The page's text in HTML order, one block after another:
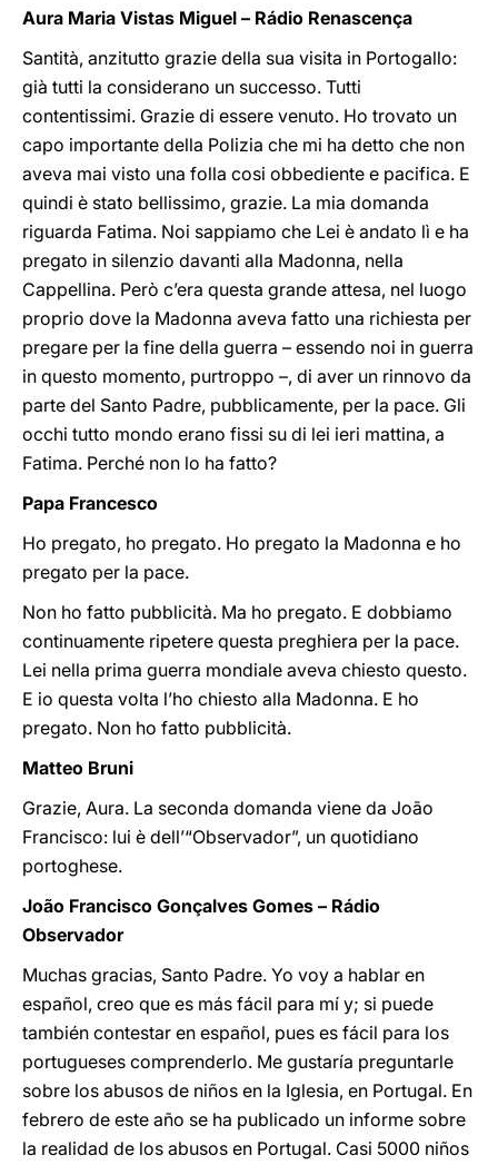
Aura Maria Vistas Miguel – Rádio Renascença
Santità, anzitutto grazie della sua visita in Portogallo:
già tutti la considerano un successo. Tutti
contentissimi. Grazie di essere venuto. Ho trovato un
capo importante della Polizia che mi ha detto che non
aveva mai visto una folla cosi obbediente e pacifica. E
quindi è stato bellissimo, grazie. La mia domanda
riguarda Fatima. Noi sappiamo che Lei è andato lì e ha
pregato in silenzio davanti alla Madonna, nella
Cappellina. Però c’era questa grande attesa, nel luogo
proprio dove la Madonna aveva fatto una richiesta per
pregare per la fine della guerra – essendo noi in guerra
in questo momento, purtroppo –, di aver un rinnovo da
parte del Santo Padre, pubblicamente, per la pace. Gli
occhi tutto mondo erano fissi su di lei ieri mattina, a
Fatima. Perché non lo ha fatto?
Papa Francesco
Ho pregato, ho pregato. Ho pregato la Madonna e ho
pregato per la pace.
Non ho fatto pubblicità. Ma ho pregato. E dobbiamo
continuamente ripetere questa preghiera per la pace.
Lei nella prima guerra mondiale aveva chiesto questo.
E io questa volta l’ho chiesto alla Madonna. E ho
pregato. Non ho fatto pubblicità.
Matteo Bruni
Grazie, Aura. La seconda domanda viene da João
Francisco: lui è dell’“Observador”, un quotidiano
portoghese.
João Francisco Gonçalves Gomes – Rádio
Observador
Muchas gracias, Santo Padre. Yo voy a hablar en
español, creo que es más fácil para mí y; si puede
también contestar en español, pues es fácil para los
portugueses comprenderlo. Me gustaría preguntarle
sobre los abusos de niños en la Iglesia, en Portugal. En
febrero de este año se ha publicado un informe sobre
la realidad de los abusos en Portugal. Casi 5000 niños